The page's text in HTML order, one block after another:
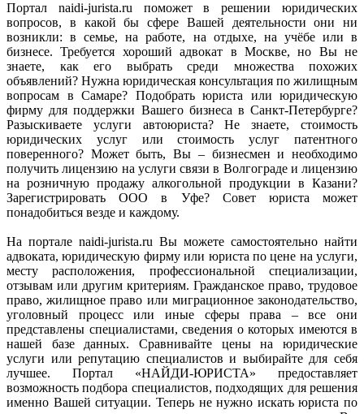
Портал naidi-jurista.ru поможет в решении юридических
вопросов, в какой бы сфере Вашей деятельности они ни
возникли: в семье, на работе, на отдыхе, на учёбе или в
бизнесе. Требуется хороший адвокат в Москве, но Вы не
знаете, как его выбрать среди множества похожих
объявлений? Нужна юридическая консультация по жилищным
вопросам в Самаре? Подобрать юриста или юридическую
фирму для поддержки Вашего бизнеса в Санкт-Петербурге?
Разыскиваете услуги автоюриста? Не знаете, стоимость
юридических услуг или стоимость услуг патентного
поверенного? Может быть, Вы – бизнесмен и необходимо
получить лицензию на услуги связи в Волгограде и лицензию
на розничную продажу алкогольной продукции в Казани?
Зарегистрировать ООО в Уфе? Совет юриста может
понадобиться везде и каждому.
На портале naidi-jurista.ru Вы можете самостоятельно найти
адвоката, юридическую фирму или юриста по цене на услуги,
месту расположения, профессиональной специализации,
отзывам или другим критериям. Гражданское право, трудовое
право, жилищное право или миграционное законодательство,
уголовный процесс или иные сферы права – все они
представлены специалистами, сведения о которых имеются в
нашей базе данных. Сравнивайте цены на юридические
услуги или репутацию специалистов и выбирайте для себя
лучшее. Портал «НАЙДИ-ЮРИСТА» предоставляет
возможность подбора специалистов, подходящих для решения
именно Вашей ситуации. Теперь не нужно искать юриста по